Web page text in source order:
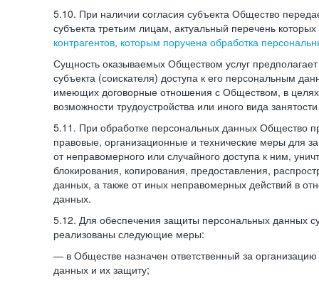
5.10. При наличии согласия субъекта Общество
субъекта третьим лицам, актуальный перечень
контрагентов, которым поручена обработка
Сущность оказываемых Обществом услуг
субъекта (соискателя) доступа к его персональным
имеющих договорные отношения с Обществом, в
возможности трудоустройства или иного вида
5.11. При обработке персональных данных Общество
правовые, организационные и технические меры для
от неправомерного или случайного доступа к ним,
блокирования, копирования, предоставления,
данных, а также от иных неправомерных действий в
данных.
5.12. Для обеспечения защиты персональных данных
реализованы следующие меры:
— в Обществе назначен ответственный за
данных и их защиту;